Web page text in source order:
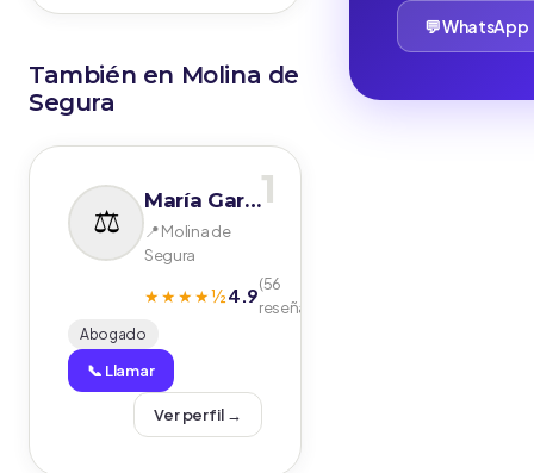
También en Molina de
Segura
1
María García Delgado. Abogados
📍 Molina de
Segura
★★★★½4.9(56
reseñas)
Abogado
📞 Llamar
Ver perfil →
💬 WhatsApp